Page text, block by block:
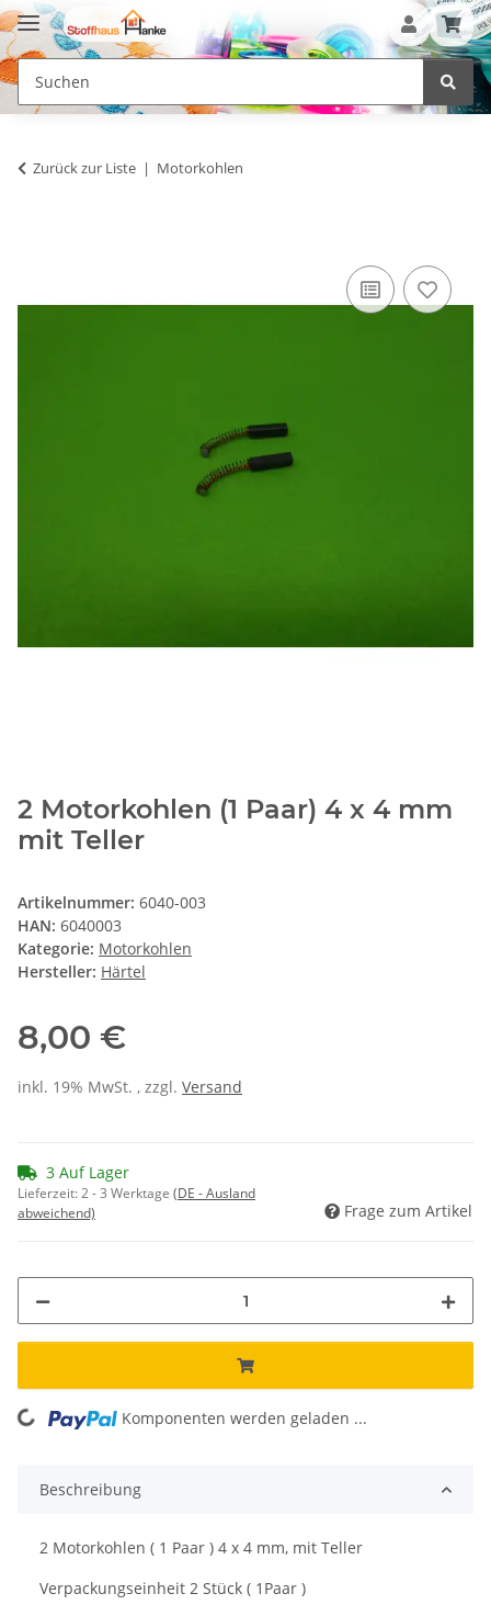
Zurück zur Liste Motorkohlen
2 Motorkohlen (1 Paar) 4 x 4 mm
mit Teller
Artikelnummer: 6040-003
HAN: 6040003
Kategorie: Motorkohlen
Hersteller: Härtel
8,00 €
inkl. 19% MwSt. , zzgl. Versand
3 Auf Lager
Lieferzeit:2 - 3 Werktage (DE - Ausland
abweichend)
Frage zum Artikel
Komponenten werden geladen ...
Beschreibung
2 Motorkohlen ( 1 Paar ) 4 x 4 mm, mit Teller
Verpackungseinheit 2 Stück ( 1Paar )